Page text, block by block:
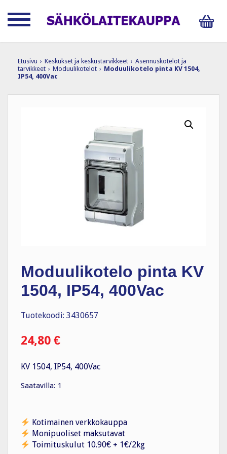
Etusivu › Keskukset ja keskustarvikkeet › Asennuskotelot ja
tarvikkeet › Moduulikotelot › Moduulikotelo pinta KV 1504,
IP54, 400Vac
Moduulikotelo pinta KV
1504, IP54, 400Vac
Tuotekoodi: 3430657
24,80 €
KV 1504, IP54, 400Vac
Saatavilla: 1
Kotimainen verkkokauppa
Monipuoliset maksutavat
Toimituskulut 10.90€ + 1€/2kg